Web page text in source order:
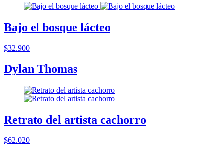
Bajo el bosque lácteo
$32.900
Dylan Thomas
Retrato del artista cachorro
$62.020